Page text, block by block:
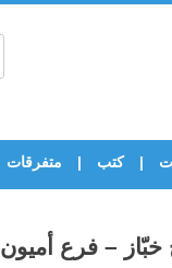
كتب متفرقات
– فرع أميون